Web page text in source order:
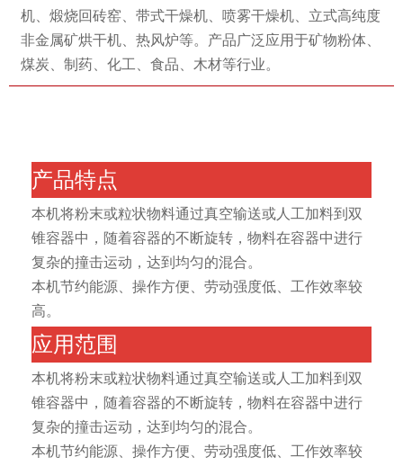
机、煅烧回砖窑、带式干燥机、喷雾干燥机、立式高纯度
非金属矿烘干机、热风炉等。产品广泛应用于矿物粉体、
煤炭、制药、化工、食品、木材等行业。
产品特点
本机将粉末或粒状物料通过真空输送或人工加料到双
锥容器中，随着容器的不断旋转，物料在容器中进行
复杂的撞击运动，达到均匀的混合。
本机节约能源、操作方便、劳动强度低、工作效率较
高。
应用范围
本机将粉末或粒状物料通过真空输送或人工加料到双
锥容器中，随着容器的不断旋转，物料在容器中进行
复杂的撞击运动，达到均匀的混合。
本机节约能源、操作方便、劳动强度低、工作效率较